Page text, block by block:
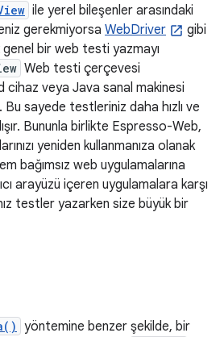
ile yerel bileşenler arasındaki
gerekmiyorsa WebDriver
gibi
bir web testi yazmayı
Web testi çerçevesi
cihaz veya Java sanal makinesi
Bu sayede testleriniz daha hızlı ve
Bununla birlikte Espresso-Web,
yeniden kullanmanıza olanak
bağımsız web uygulamalarına
arayüzü içeren uygulamalara karşı
testler yazarken size büyük bir
yöntemine benzer şekilde, bir